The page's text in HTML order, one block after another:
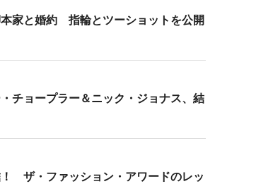
家と婚約 指輪とツーショットを公開
チョープラー＆ニック・ジョナス、結
ザ・ファッション・アワードのレッ